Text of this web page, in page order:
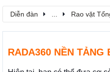
Diễn đàn Rao vặt
RADA360 NỀN TẢNG